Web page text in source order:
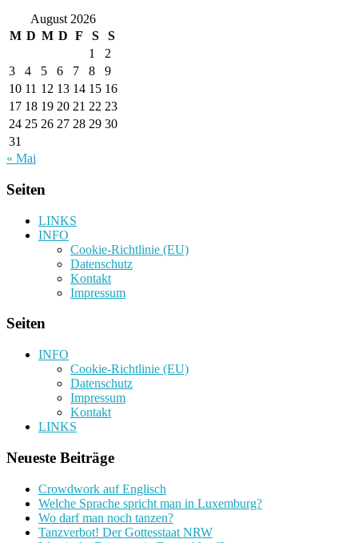
August 2026
M D M D F S
S
1
2
3
4 5 6 7 8
9
10 11 12 13 14 15 16
17 18 19 20 21 22 23
24 25 26 27 28 29 30
31
« Mai
Seiten
LINKS
INFO
Cookie-Richtlinie (EU)
Datenschutz
Kontakt
Impressum
Seiten
INFO
Cookie-Richtlinie (EU)
Datenschutz
Impressum
Kontakt
LINKS
Neueste Beiträge
Crowdwork auf Englisch
Welche Sprache spricht man in Luxemburg?
Wo darf man noch tanzen?
Tanzverbot! Der Gottesstaat NRW